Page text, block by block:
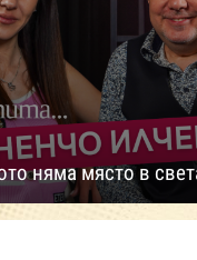
няма място в